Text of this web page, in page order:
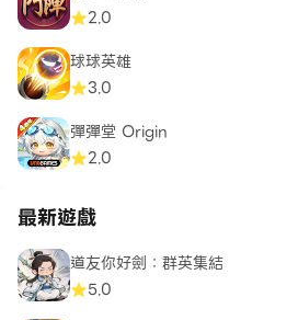
2.0
球球英雄
3.0
彈彈堂 Origin
2.0
最新遊戲
道友你好劍：群英集結
5.0